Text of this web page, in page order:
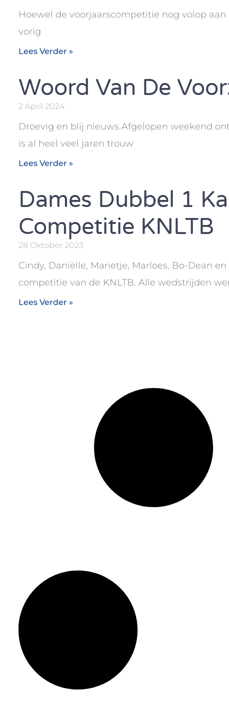
Hoewel de voorjaarscompetitie nog volop
vorig
Lees Verder »
Woord Van De
2 April 2024
Droevig en blij nieuws.Afgelopen weekend
is al heel veel jaren trouw
Lees Verder »
Dames Dubbel 1
Competitie KNLTB
28 Oktober 2023
Cindy, Daniëlle, Marietje, Marloes, Bo-Dean
competitie van de KNLTB. Alle wedstrijden
Lees Verder »